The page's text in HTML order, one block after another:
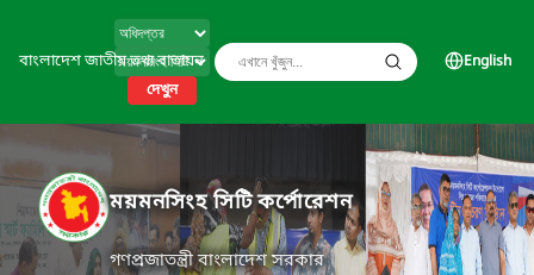
বাংলাদেশ জাতীয় তথ্য বাতায়ন
দেখুন
English
ময়মনসিংহ সিটি কর্পোরেশন
গণপ্রজাতন্ত্রী বাংলাদেশ সরকার